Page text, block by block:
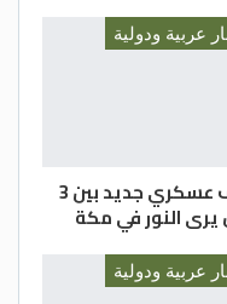
عربية ودولية
حلف عسكري جديد بين 3
يرى النور في مكة
عربية ودولية